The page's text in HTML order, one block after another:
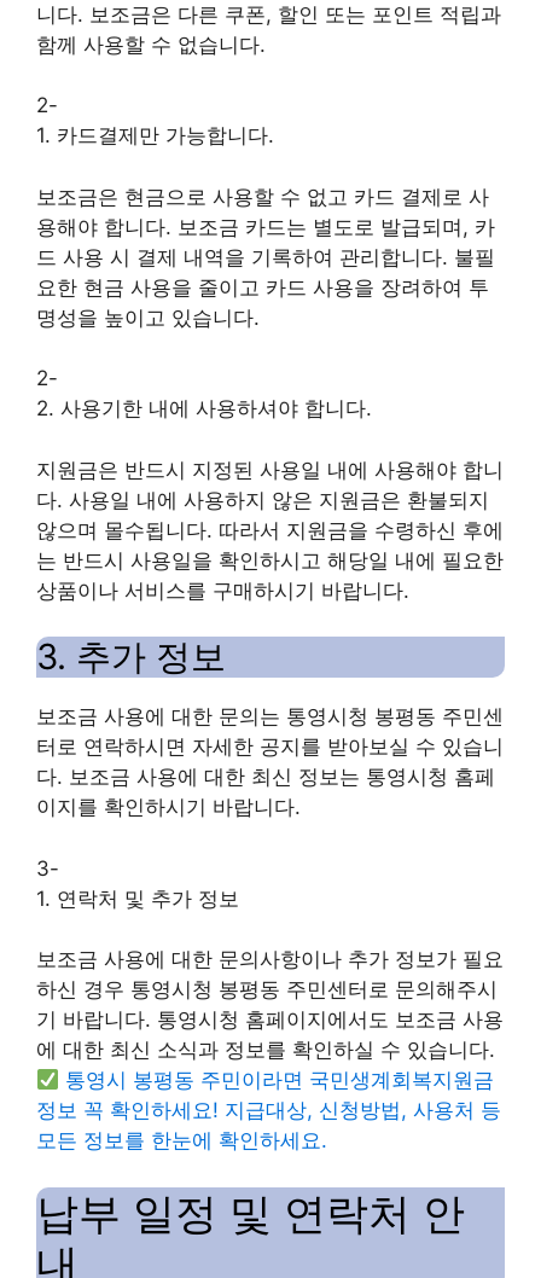
니다. 보조금은 다른 쿠폰, 할인 또는 포인트 적립과
함께 사용할 수 없습니다.
2-
1. 카드결제만 가능합니다.
보조금은 현금으로 사용할 수 없고 카드 결제로 사
용해야 합니다. 보조금 카드는 별도로 발급되며, 카
드 사용 시 결제 내역을 기록하여 관리합니다. 불필
요한 현금 사용을 줄이고 카드 사용을 장려하여 투
명성을 높이고 있습니다.
2-
2. 사용기한 내에 사용하셔야 합니다.
지원금은 반드시 지정된 사용일 내에 사용해야 합니
다. 사용일 내에 사용하지 않은 지원금은 환불되지
않으며 몰수됩니다. 따라서 지원금을 수령하신 후에
는 반드시 사용일을 확인하시고 해당일 내에 필요한
상품이나 서비스를 구매하시기 바랍니다.
3. 추가 정보
보조금 사용에 대한 문의는 통영시청 봉평동 주민센
터로 연락하시면 자세한 공지를 받아보실 수 있습니
다. 보조금 사용에 대한 최신 정보는 통영시청 홈페
이지를 확인하시기 바랍니다.
3-
1. 연락처 및 추가 정보
보조금 사용에 대한 문의사항이나 추가 정보가 필요
하신 경우 통영시청 봉평동 주민센터로 문의해주시
기 바랍니다. 통영시청 홈페이지에서도 보조금 사용
에 대한 최신 소식과 정보를 확인하실 수 있습니다.
통영시 봉평동 주민이라면 국민생계회복지원금
정보 꼭 확인하세요! 지급대상, 신청방법, 사용처 등
모든 정보를 한눈에 확인하세요.
납부 일정 및 연락처 안
내